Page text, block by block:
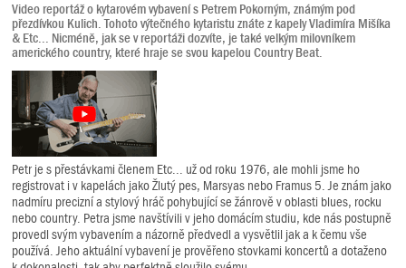
Video reportáž o kytarovém vybavení s Petrem Pokorným, známým pod
přezdívkou Kulich. Tohoto výtečného kytaristu znáte z kapely Vladimíra Mišíka
& Etc... Nicméně, jak se v reportáži dozvíte, je také velkým milovníkem
amerického country, které hraje se svou kapelou Country Beat.
Petr je s přestávkami členem Etc... už od roku 1976, ale mohli jsme ho
registrovat i v kapelách jako Žlutý pes, Marsyas nebo Framus 5. Je znám jako
nadmíru precizní a stylový hráč pohybující se žánrově v oblasti blues, rocku
nebo country. Petra jsme navštívili v jeho domácím studiu, kde nás postupně
provedl svým vybavením a názorně předvedl a vysvětlil jak a k čemu vše
používá. Jeho aktuální vybavení je prověřeno stovkami koncertů a dotaženo